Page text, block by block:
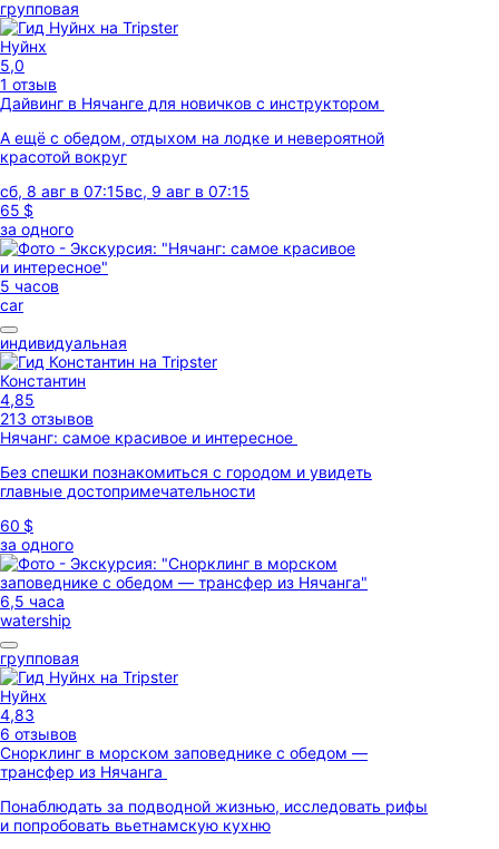
групповая
Нуйнх
5,0
1 отзыв
Дайвинг в Нячанге для новичков с инструктором
А ещё с обедом, отдыхом на лодке и невероятной
красотой вокруг
сб, 8 авг в 07:15вс, 9 авг в 07:15
65 $
за одного
5 часов
car
индивидуальная
Константин
4,85
213 отзывов
Нячанг: самое красивое и интересное
Без спешки познакомиться с городом и увидеть
главные достопримечательности
60 $
за одного
6,5 часа
watership
групповая
Нуйнх
4,83
6 отзывов
Снорклинг в морском заповеднике с обедом —
трансфер из Нячанга
Понаблюдать за подводной жизнью, исследовать рифы
и попробовать вьетнамскую кухню